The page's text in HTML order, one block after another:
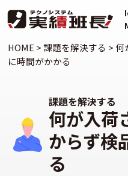
HOME >課題を解決する > 何
に時間がかかる
課題を解決する
何が入荷
からず検
る